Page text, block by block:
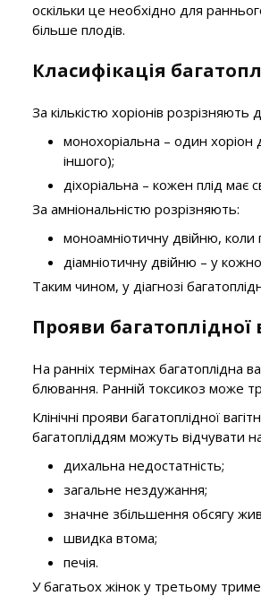
оскільки це необхідно для
більше плодів.
Класифікація
За кількістю хоріонів розрізняють
монохоріальна – один
іншого);
діхоріальна – кожен плід має
За амніональністю розрізняють:
моноамніотичну двійню, коли
діамніотичну двійню – у
Таким чином, у діагнозі
Прояви багатоплідної
На ранніх термінах багатоплідна
блювання. Ранній токсикоз може
Клінічні прояви багатоплідної
багатопліддям можуть відчувати
дихальна недостатність;
загальне нездужання;
значне збільшення обсягу
швидка втома;
печія.
У багатьох жінок у третьому